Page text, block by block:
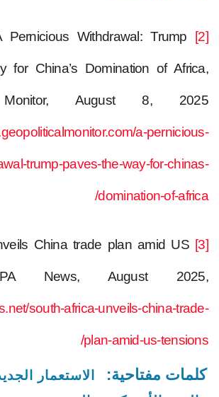
[2]
Withdrawal: Trump
for China’s Domination of Africa,
Monitor, August 8, 2025
a-pernicious-
trump-paves-the-way-for-chinas-
domination-of-africa/
[3]
China trade plan amid US
News, August 2025,
south-africa-unveils-china-trade-
plan-amid-us-tensions/
كلمات مفتاحية: الاستعمار